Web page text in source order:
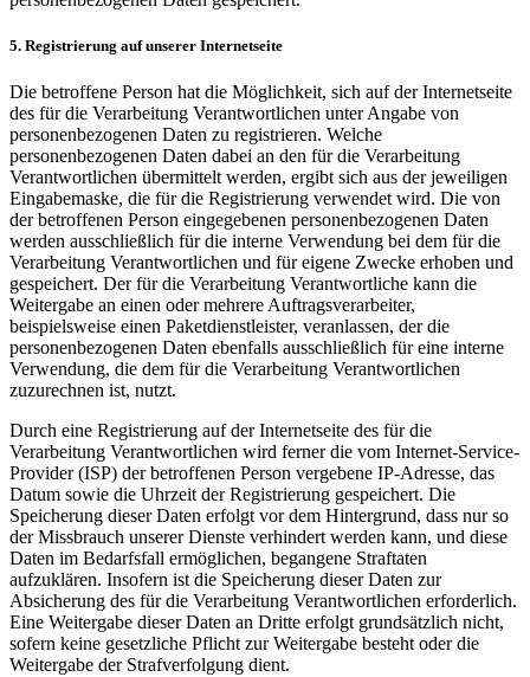
5. Registrierung auf unserer Internetseite
Die betroffene Person hat die Möglichkeit, sich auf der Internetseite
des für die Verarbeitung Verantwortlichen unter Angabe von
personenbezogenen Daten zu registrieren. Welche
personenbezogenen Daten dabei an den für die Verarbeitung
Verantwortlichen übermittelt werden, ergibt sich aus der jeweiligen
Eingabemaske, die für die Registrierung verwendet wird. Die von
der betroffenen Person eingegebenen personenbezogenen Daten
werden ausschließlich für die interne Verwendung bei dem für die
Verarbeitung Verantwortlichen und für eigene Zwecke erhoben und
gespeichert. Der für die Verarbeitung Verantwortliche kann die
Weitergabe an einen oder mehrere Auftragsverarbeiter,
beispielsweise einen Paketdienstleister, veranlassen, der die
personenbezogenen Daten ebenfalls ausschließlich für eine interne
Verwendung, die dem für die Verarbeitung Verantwortlichen
zuzurechnen ist, nutzt.
Durch eine Registrierung auf der Internetseite des für die
Verarbeitung Verantwortlichen wird ferner die vom Internet-Service-
Provider (ISP) der betroffenen Person vergebene IP-Adresse, das
Datum sowie die Uhrzeit der Registrierung gespeichert. Die
Speicherung dieser Daten erfolgt vor dem Hintergrund, dass nur so
der Missbrauch unserer Dienste verhindert werden kann, und diese
Daten im Bedarfsfall ermöglichen, begangene Straftaten
aufzuklären. Insofern ist die Speicherung dieser Daten zur
Absicherung des für die Verarbeitung Verantwortlichen erforderlich.
Eine Weitergabe dieser Daten an Dritte erfolgt grundsätzlich nicht,
sofern keine gesetzliche Pflicht zur Weitergabe besteht oder die
Weitergabe der Strafverfolgung dient.